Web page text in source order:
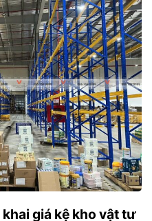
giá kệ kho vật tư